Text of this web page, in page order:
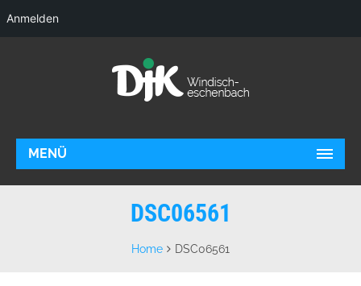
MENÜ
DSC06561
Home DSC06561
Anmelden